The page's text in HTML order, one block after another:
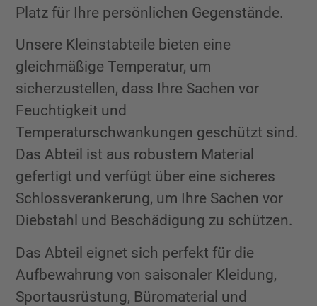
Platz für Ihre persönlichen Gegenstände.
Unsere Kleinstabteile bieten eine
gleichmäßige Temperatur, um
sicherzustellen, dass Ihre Sachen vor
Feuchtigkeit und
Temperaturschwankungen geschützt sind.
Das Abteil ist aus robustem Material
gefertigt und verfügt über eine sicheres
Schlossverankerung, um Ihre Sachen vor
Diebstahl und Beschädigung zu schützen.
Das Abteil eignet sich perfekt für die
Aufbewahrung von saisonaler Kleidung,
Sportausrüstung, Büromaterial und